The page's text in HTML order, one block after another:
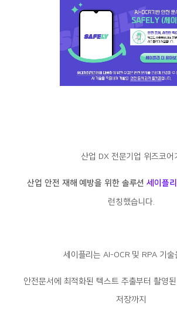
산업 DX 전문기업 위즈코어
산업 안전 재해 예방을 위한 솔루션세이플
런칭했습니다.
세이플리는 AI-OCR 및 RPA 기술
안전문서에 최적화된 텍스트 추출부터 촬영
저장까지